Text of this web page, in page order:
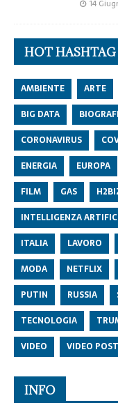
14
HOT HASHTAG
AMBIENTE ARTE
BIG DATA
CORONAVIRUS
ENERGIA
EUROPA
FILM
GAS
INTELLIGENZA
ITALIA
LAVORO
MODA
NETFLIX
PUTIN
RUSSIA
TECNOLOGIA
VIDEO
VIDEO POST
INFO